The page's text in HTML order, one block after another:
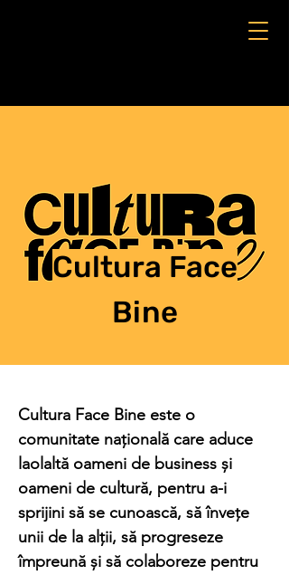
Cultura Face
Bine
Cultura Face Bine este o
comunitate națională care aduce
laolaltă oameni de business și
oameni de cultură, pentru a-i
sprijini să se cunoască, să învețe
unii de la alții, să progreseze
împreună și să colaboreze pentru